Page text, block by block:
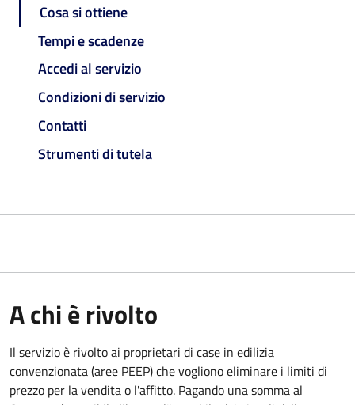
Cosa si ottiene
Tempi e scadenze
Accedi al servizio
Condizioni di servizio
Contatti
Strumenti di tutela
A chi è rivolto
Il servizio è rivolto ai proprietari di case in edilizia
convenzionata (aree PEEP) che vogliono eliminare i limiti di
prezzo per la vendita o l'affitto. Pagando una somma al